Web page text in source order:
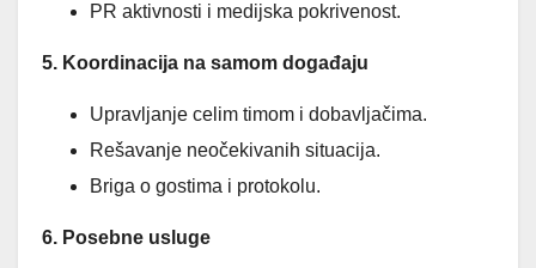
PR aktivnosti i medijska pokrivenost.
5. Koordinacija na samom događaju
Upravljanje celim timom i dobavljačima.
Rešavanje neočekivanih situacija.
Briga o gostima i protokolu.
6. Posebne usluge